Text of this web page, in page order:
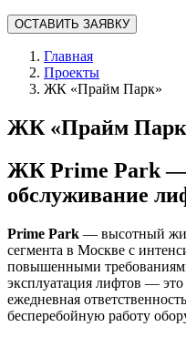
ОСТАВИТЬ ЗАЯВКУ
Главная
Проекты
ЖК «Прайм Парк»
ЖК «Прайм
ЖК Prime Park —
обслуживание
Prime Park — высотный
сегмента в Москве с
повышенными
эксплуатация лифтов —
ежедневная
бесперебойную работу